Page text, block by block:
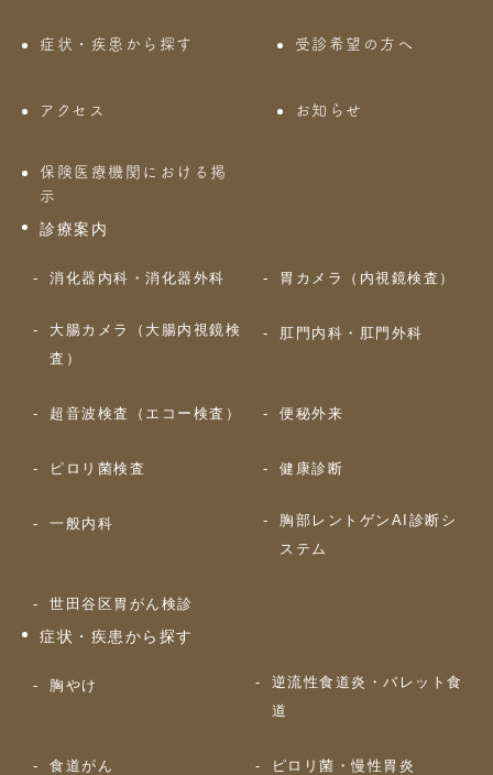
症状・疾患から探す 受診希望の方へ
アクセス お知らせ
保険医療機関における掲
示
診療案内
消化器内科・消化器外科 胃カメラ（内視鏡検査）
大腸カメラ（大腸内視鏡検
査）
肛門内科・肛門外科
超音波検査（エコー検査） 便秘外来
ピロリ菌検査 健康診断
一般内科
胸部レントゲンAI診断シ
ステム
世田谷区胃がん検診
症状・疾患から探す
胸やけ
逆流性食道炎・バレット食
道
食道がん ピロリ菌・慢性胃炎